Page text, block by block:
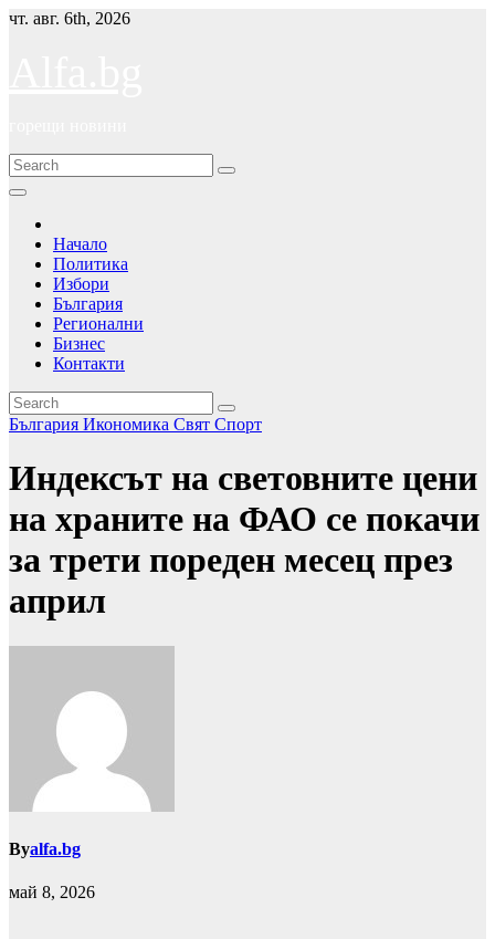
Skip
чт. авг. 6th, 2026
Начало
Политика
Избори
България
Регионални
Бизнес
Контакти
България Икономика Свят Спорт
Индексът на световните цени
на храните на ФАО се покачи
за трети пореден месец през
април
Byalfa.bg
май 8, 2026